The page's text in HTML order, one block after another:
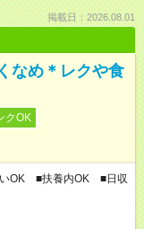
掲載日：2026.08.01
なめ＊レクや食
クOK
OK ■扶養内OK ■日収